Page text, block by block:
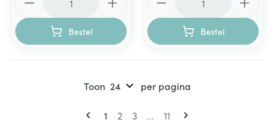
Bestel Bestel
Pagina's
U lees momenteel pagina
1 Pagina
2 Pagina
3 ... Pagina
11
Toon per pagina